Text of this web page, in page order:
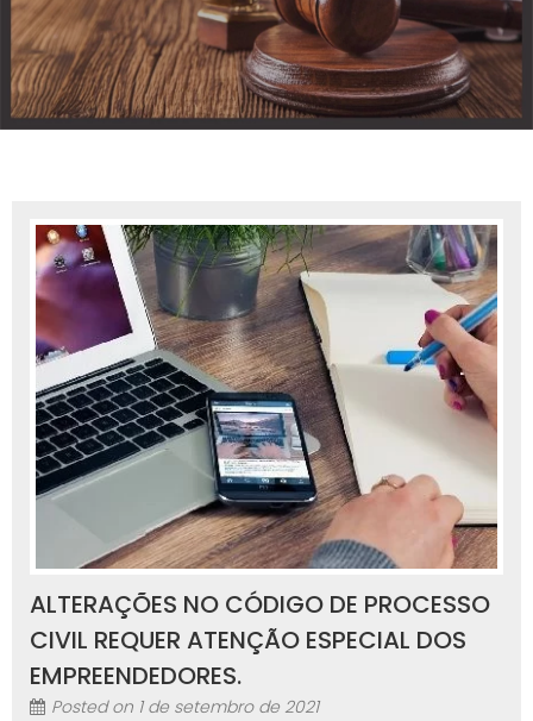
ALTERAÇÕES NO CÓDIGO DE PROCESSO
CIVIL REQUER ATENÇÃO ESPECIAL DOS
EMPREENDEDORES.
Posted on 1 de setembro de 2021